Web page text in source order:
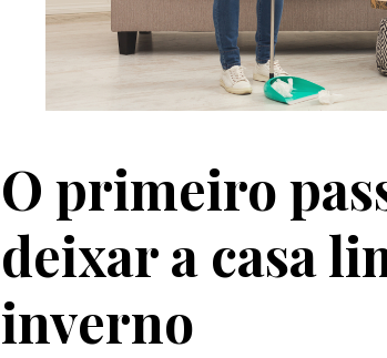
O primeiro
deixar a casa
inverno